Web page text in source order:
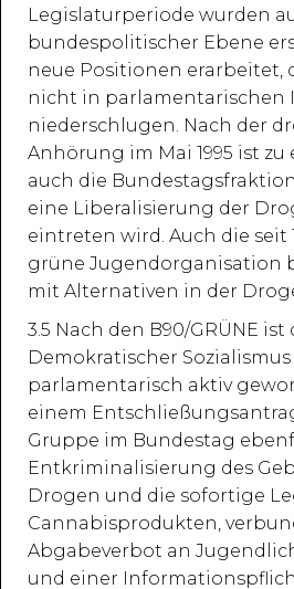
Legislaturperiode wurden
bundespolitischer Ebene
neue Positionen erarbeitet,
nicht in parlamentarischen
niederschlugen. Nach der
Anhörung im Mai 1995 ist zu
auch die
eine Liberalisierung der
eintreten wird. Auch die seit
grüne Jugendorganisation
mit Alternativen in der
3.5 Nach den B90/GRÜNE ist
Demokratischer Sozialismus
parlamentarisch aktiv
einem
Gruppe im Bundestag
Entkriminalisierung des
Drogen und die sofortige
Cannabisprodukten,
Abgabeverbot an
und einer